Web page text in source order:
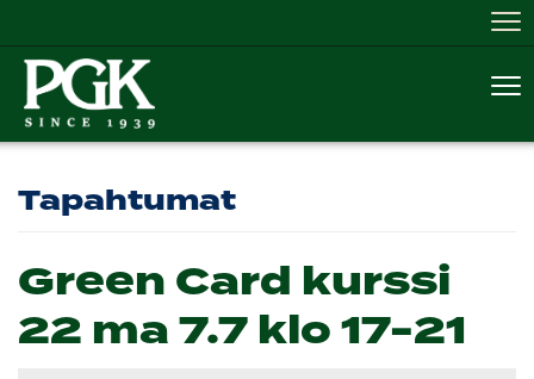
Tapahtumat
Green Card kurssi
22 ma 7.7 klo 17-21